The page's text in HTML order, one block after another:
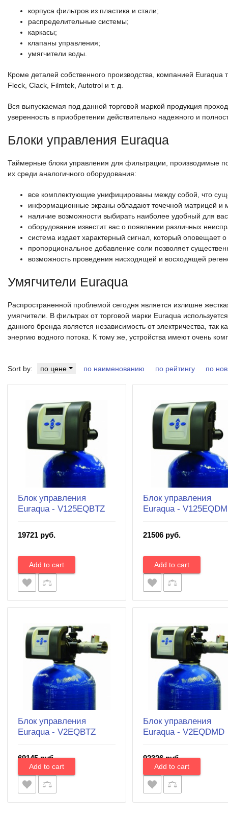
корпуса фильтров из пластика и стали;
распределительные системы;
каркасы;
клапаны управления;
умягчители воды.
Кроме деталей собственного производства, компанией
Fleck, Clack, Filmtek, Autotrol и т. д.
Вся выпускаемая под данной торговой маркой продукция
уверенность в приобретении действительно надежного и
Блоки управления Euraqua
Таймерные блоки управления для фильтрации, производимые
их среди аналогичного оборудования:
все комплектующие унифицированы между собой, что
информационные экраны обладают точечной матрицей
наличие возможности выбирать наиболее удобный для
оборудование известит вас о появлении различных
система издает характерный сигнал, который оповещает
пропорциональное добавление соли позволяет
возможность проведения нисходящей и восходящей
Умягчители Euraqua
Распространенной проблемой сегодня является излишне
умягчители. В фильтрах от торговой марки Euraqua
данного бренда является независимость от электричества, так
энергию водного потока. К тому же, устройства имеют очень
Sort by: по цене по наименованию по рейтингу по
Блок управления
Euraqua - V125EQBTZ
19721 руб.
Блок управления
Euraqua -
21506 руб.
Блок управления
Euraqua - V2EQBTZ
69145 руб.
Блок управления
Euraqua - V2EQDMD
92326 руб.